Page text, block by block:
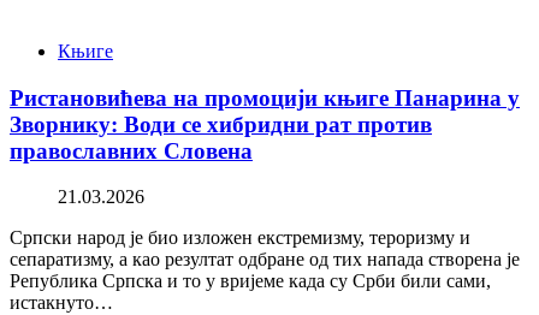
Књиге
Ристановићева на промоцији књиге Панарина у
Зворнику: Води се хибридни рат против
православних Словена
21.03.2026
Српски народ је био изложен екстремизму, тероризму и
сепаратизму, а као резултат одбране од тих напада створена је
Република Српска и то у вријеме када су Срби били сами,
истакнуто…